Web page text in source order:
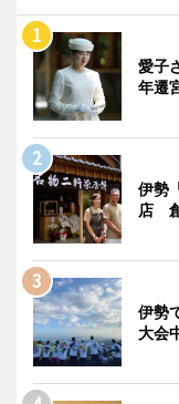
愛子
年遷
伊勢
店
伊勢
大会